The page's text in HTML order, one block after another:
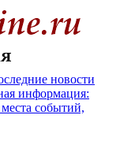
новости
информация:
событий,